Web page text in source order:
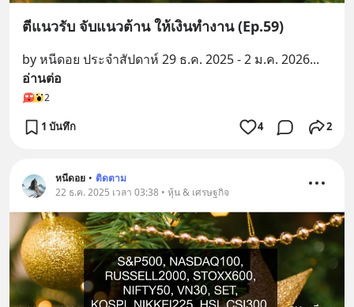
ตีแนวรับ จับแนวต้าน ให้เงินทำงาน (Ep.59)
by หนีดอย ประจำสัปดาห์ 29 ธ.ค. 2025 - 2 ม.ค. 2026
อ่านต่อ
2
1 บันทึก 4 2
หนีดอย • ติดตาม
22 ธ.ค. 2025 เวลา 03:38 • หุ้น & เศรษฐกิจ